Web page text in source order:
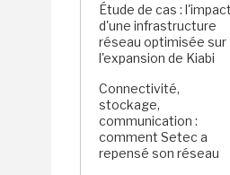
Étude de cas : l'impact
d'une infrastructure
réseau optimisée sur
l'expansion de Kiabi
Connectivité,
stockage,
communication :
comment Setec a
repensé son réseau